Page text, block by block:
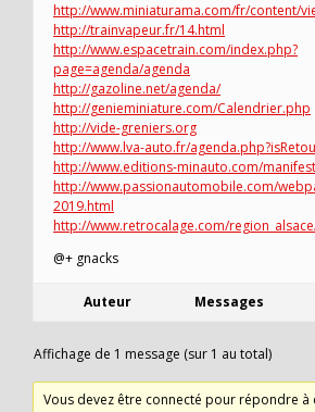
http://www.miniaturama.com/fr/content/
http://trainvapeur.fr/14.html
http://www.espacetrain.com/index.php?
page=agenda/agenda
http://gazoline.net/agenda/
http://genieminiature.com/Calendrier.php
http://vide-greniers.org
http://www.lva-auto.fr/
http://www.editions-minauto.com/
http://www.passionautomobile.com/
2019.html
http://www.retrocalage.com/
@+ gnacks
Auteur Messages
Affichage de 1 message (sur 1 au total)
Vous devez être connecté pour répondre à